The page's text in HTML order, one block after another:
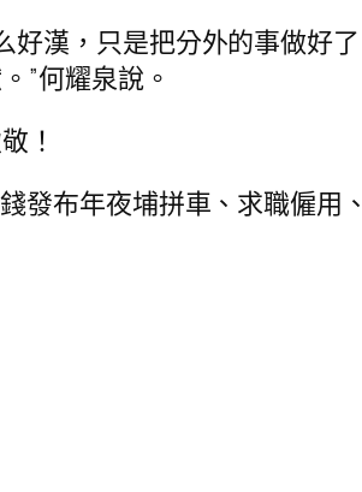
好漢，只是把分外的事做好
”何耀泉說。
！
錢發布年夜埔拼車、求職僱用